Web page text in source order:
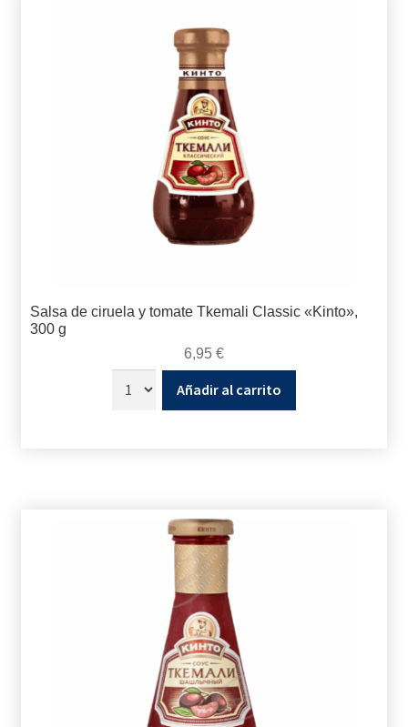
Salsa de ciruela y tomate Tkemali Classic «Kinto»,
300 g
6,95 €
Añadir al carrito